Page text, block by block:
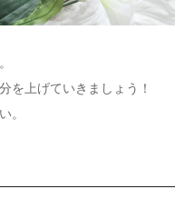
を上げていきましょう！
。